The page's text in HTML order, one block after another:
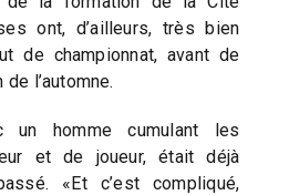
ont, d’ailleurs, très bien
de championnat, avant de
l’automne.
un homme cumulant les
et de joueur, était déjà
«Et c’est compliqué,